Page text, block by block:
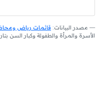
مصدر البيانات: قائمات رياض
الأسرة والمرأة والطفولة وكبار السن بتاريخ 2026/08/07 على الساعة